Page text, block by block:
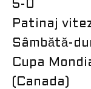
5-0
Patinaj
Sâmbătă-
Cupa
(Canada)